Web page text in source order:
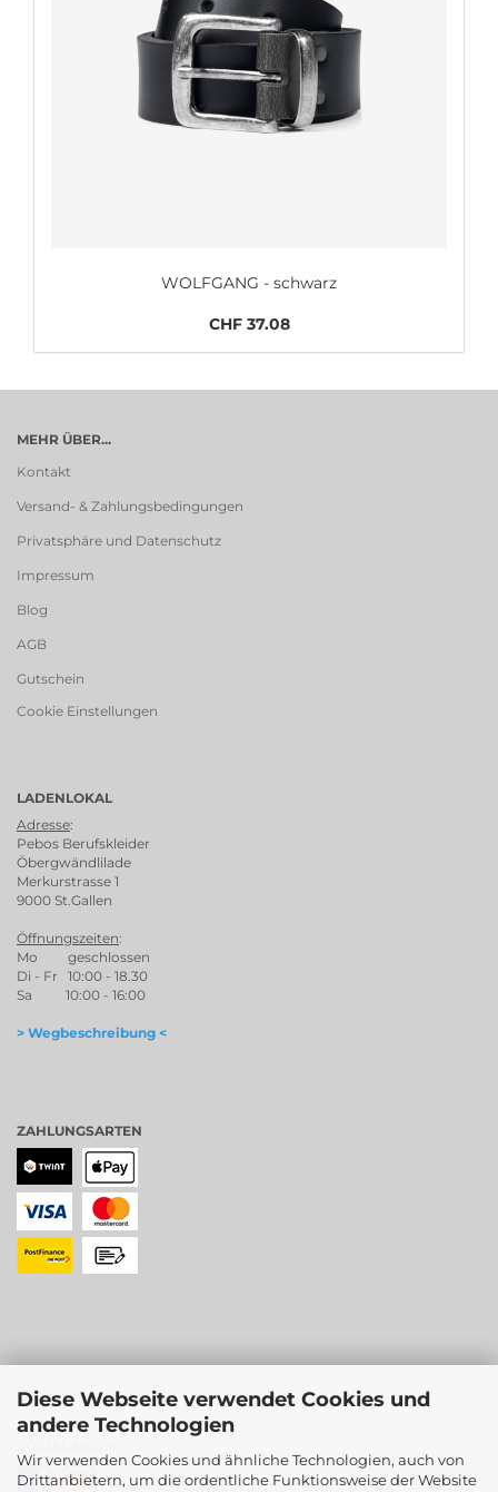
Diese Webseite verwendet Cookies und
andere Technologien
Wir verwenden Cookies und ähnliche Technologien, auch von
Drittanbietern, um die ordentliche Funktionsweise der Website
WOLFGANG - schwarz
CHF 37.08
MEHR ÜBER...
Kontakt
Versand- & Zahlungsbedingungen
Privatsphäre und Datenschutz
Impressum
Blog
AGB
Gutschein
Cookie Einstellungen
LADENLOKAL
Adresse:
Pebos Berufskleider
Öbergwändlilade
Merkurstrasse 1
9000 St.Gallen
Öffnungszeiten:
Mo geschlossen
Di - Fr 10:00 - 18.30
Sa 10:00 - 16:00
> Wegbeschreibung <
ZAHLUNGSARTEN